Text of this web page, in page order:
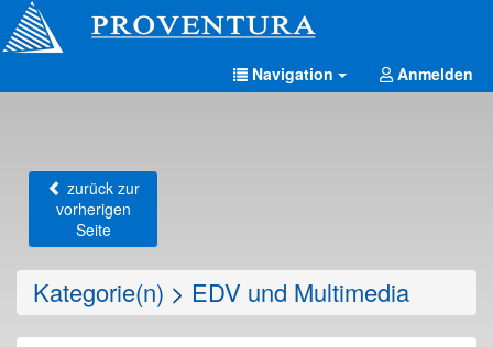
Navigation Anmelden
zurück zur
vorherigen
Seite
Kategorie(n) > EDV und Multimedia